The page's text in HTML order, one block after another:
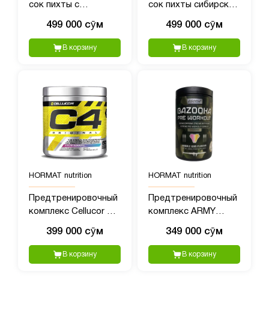
сок пихты с
499 000 сӯм
В корзину
сок пихты сибирской
499 000 сӯм
В корзину
HORMAT nutrition
Предтренировочный
комплекс Cellucor C4
399 000 сӯм
В корзину
HORMAT nutrition
Предтренировочный
комплекс ARMY
Workout 1, 40 порций,
380 гр пищвая
добавка
349 000 сӯм
В корзину